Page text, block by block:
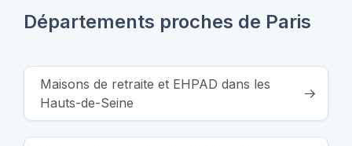
Départements proches de Paris
Maisons de retraite et EHPAD dans les
Hauts-de-Seine